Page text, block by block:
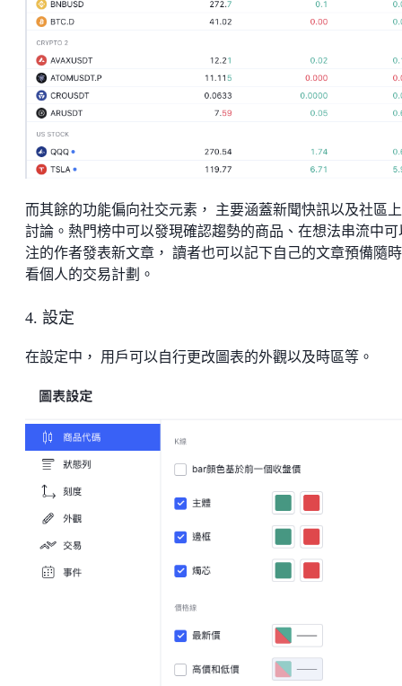
而其餘的功能偏向社交元素， 主要涵蓋新聞快訊以及社區
討論。熱門榜中可以發現確認趨勢的商品、在想法串流中可
注的作者發表新文章， 讀者也可以記下自己的文章預備隨
看個人的交易計劃。
4. 設定
在設定中， 用戶可以自行更改圖表的外觀以及時區等。